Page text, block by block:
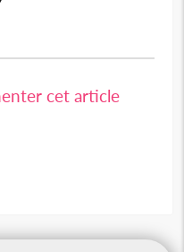
cet article